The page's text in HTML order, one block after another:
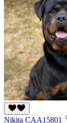
Nikita CAA15801